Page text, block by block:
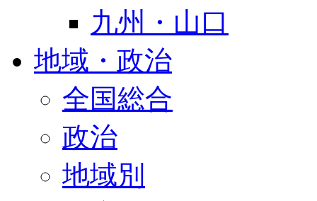
九州・山口
地域・政治
全国総合
政治
地域別